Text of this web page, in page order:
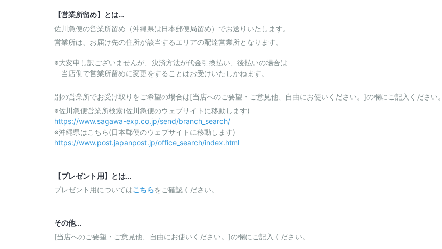
【営業所留め】とは…
佐川急便の営業所留め（沖縄県は日本郵便局留め）でお送りいたします。
営業所は、お届け先の住所が該当するエリアの配達営業所となります。
※大変申し訳ございませんが、決済方法が代金引換払い、後払いの場合は
当店側で営業所留めに変更をすることはお受けいたしかねます。
別の営業所でお受け取りをご希望の場合は[当店へのご要望・ご意見他、自由にお使いください。]の欄にご記入ください。
※佐川急便営業所検索(佐川急便のウェブサイトに移動します)
https://www.sagawa-exp.co.jp/send/branch_search/
※沖縄県はこちら(日本郵便のウェブサイトに移動します)
https://www.post.japanpost.jp/office_search/index.html
【プレゼント用】とは…
プレゼント用についてはこちらをご確認ください。
その他…
[当店へのご要望・ご意見他、自由にお使いください。]の欄にご記入ください。